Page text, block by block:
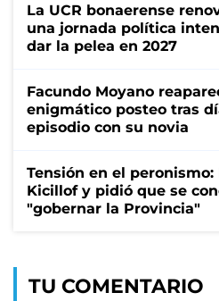
La UCR bonaerense
una jornada política
dar la pelea en 2027
Facundo Moyano
enigmático posteo tras
episodio con su novia
Tensión en el
Kicillof y pidió que se
"gobernar la Provincia"
TU COMENTARIO